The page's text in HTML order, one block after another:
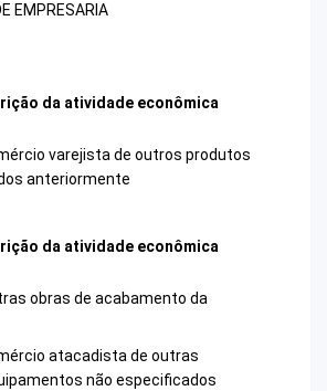
EMPRESARIA
da atividade econômica
varejista de outros produtos
anteriormente
da atividade econômica
obras de acabamento da
atacadista de outras
não especificados